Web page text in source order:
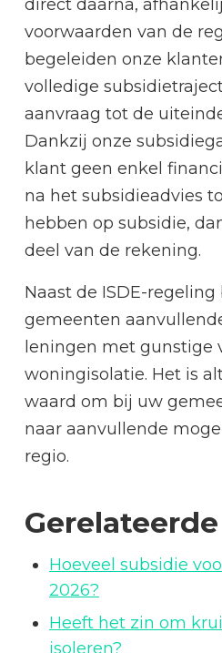
direct daarna,
voorwaarden van de
begeleiden onze
volledige
aanvraag tot de
Dankzij onze
klant geen enkel
na het subsidieadvies
hebben op subsidie,
deel van de rekening.
Naast de ISDE-
gemeenten
leningen met gunstige
woningisolatie. Het is
waard om bij uw
naar aanvullende
regio.
Hoeveel subsidie
2026?
Heeft het zin om
isoleren?